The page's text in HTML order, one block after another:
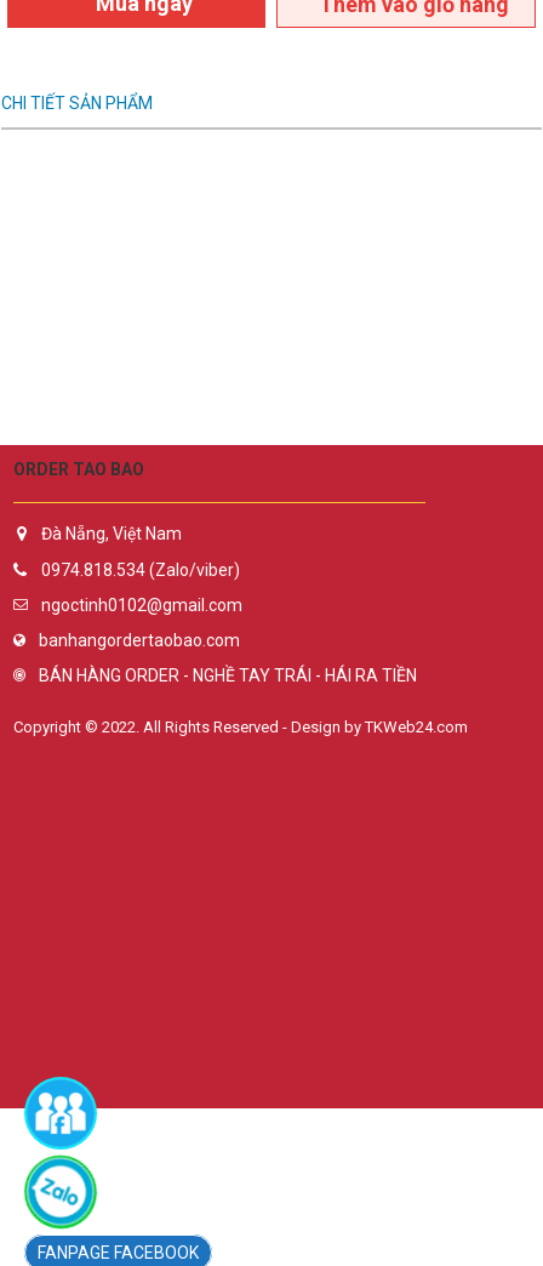
CHI TIẾT SẢN PHẨM
ORDER TAO BAO
Đà Nẵng, Việt Nam
0974.818.534 (Zalo/viber)
ngoctinh0102@gmail.com
banhangordertaobao.com
BÁN HÀNG ORDER - NGHỀ TAY TRÁI - HÁI RA TIỀN
Copyright © 2022. All Rights Reserved - Design by TKWeb24.com
FACEBOOK